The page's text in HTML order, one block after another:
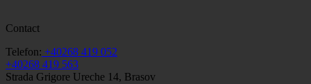
Contact
Telefon: +40268 419 052
+40268 419 563
Strada Grigore Ureche 14, Brasov